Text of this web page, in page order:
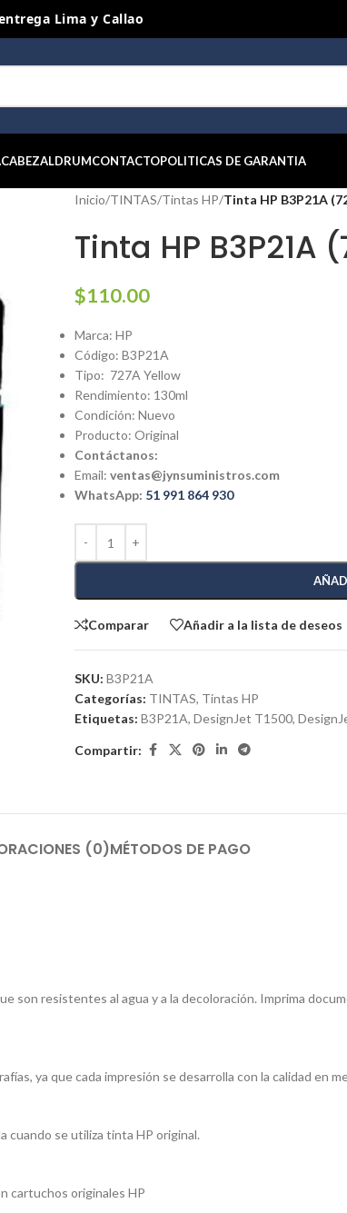
y Nuevos
CABEZALDRUMCONTACTOPOLITICAS DE GARANTIA
Inicio/TINTAS/Tintas HP/Tinta HP B3P21A
Tinta HP B3P21A
$110.00
Marca: HP
Código: B3P21A
Tipo: 727A Yellow
Rendimiento: 130ml
Condición: Nuevo
Producto: Original
Contáctanos:
Email: ventas@jynsuministros.com
WhatsApp: 51 991 864 930
Comparar Añadir a la lista de deseos
SKU: B3P21A
Categorías: TINTAS, Tintas HP
Etiquetas: B3P21A, DesignJet T1500,
Compartir:
(0)MÉTODOS DE PAGO
son resistentes al agua y a la decoloración. Imprima
ya que cada impresión se desarrolla con la calidad en
cuando se utiliza tinta HP original.
cartuchos originales HP